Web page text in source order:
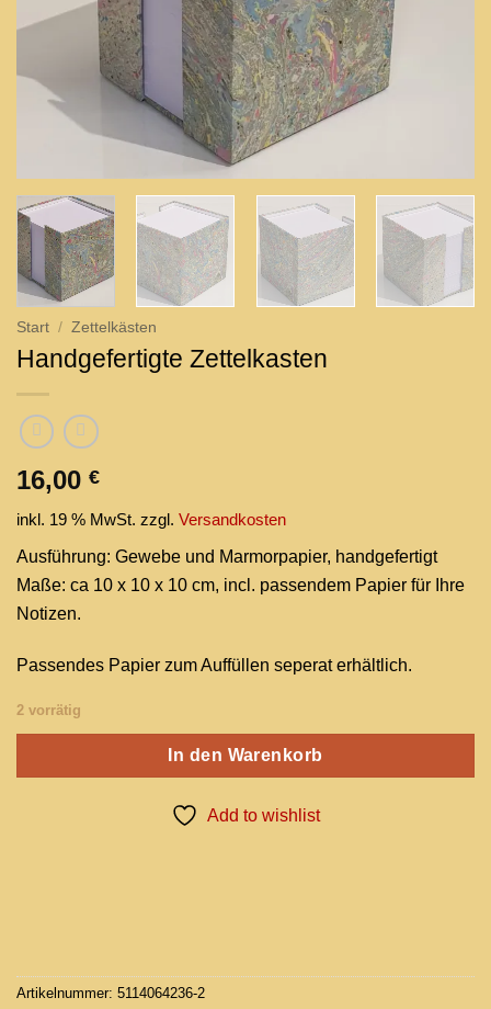
Start / Zettelkästen
Handgefertigte Zettelkasten
16,00 €
inkl. 19 % MwSt. zzgl. Versandkosten
Ausführung: Gewebe und Marmorpapier, handgefertigt
Maße: ca 10 x 10 x 10 cm, incl. passendem Papier für Ihre
Notizen.
Passendes Papier zum Auffüllen seperat erhältlich.
2 vorrätig
In den Warenkorb
Add to wishlist
Artikelnummer: 5114064236-2